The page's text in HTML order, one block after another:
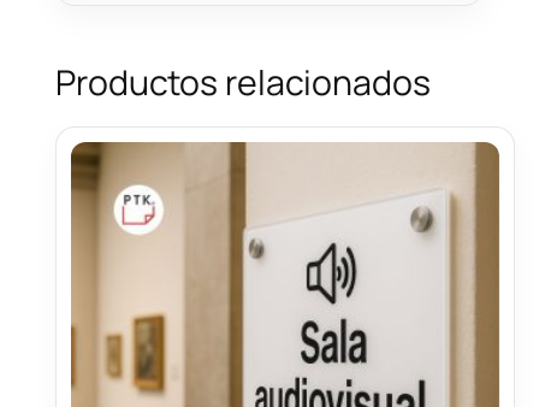
Productos relacionados